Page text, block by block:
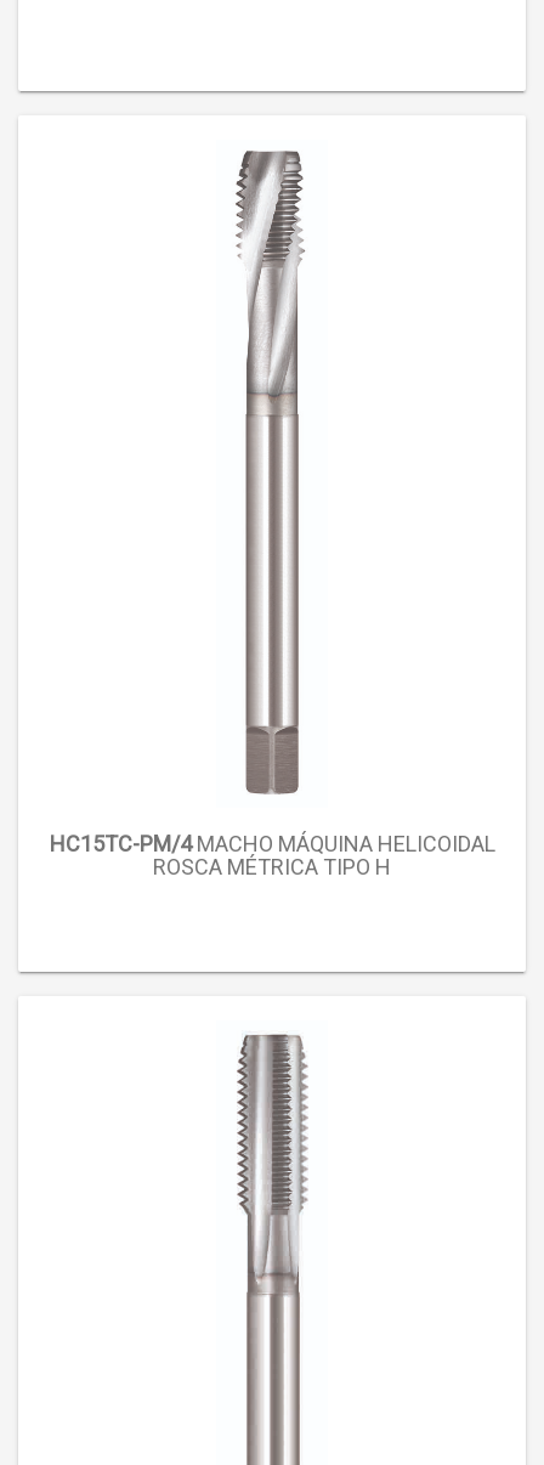
HC15TC-PM/4MACHO MÁQUINA HELICOIDAL
ROSCA MÉTRICA TIPO H